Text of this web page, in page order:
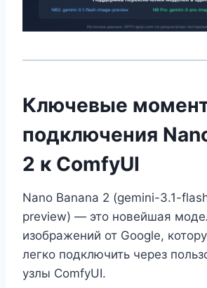
Ключевые
подключения
2 к ComfyUI
Nano Banana 2 (gemini-3.1-
preview) — это новейшая
изображений от Google,
легко подключить через
узлы ComfyUI.